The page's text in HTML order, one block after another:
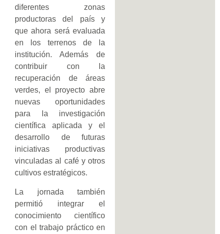
diferentes zonas
productoras del país y
que ahora será evaluada
en los terrenos de la
institución. Además de
contribuir con la
recuperación de áreas
verdes, el proyecto abre
nuevas oportunidades
para la investigación
científica aplicada y el
desarrollo de futuras
iniciativas productivas
vinculadas al café y otros
cultivos estratégicos.
La jornada también
permitió integrar el
conocimiento científico
con el trabajo práctico en